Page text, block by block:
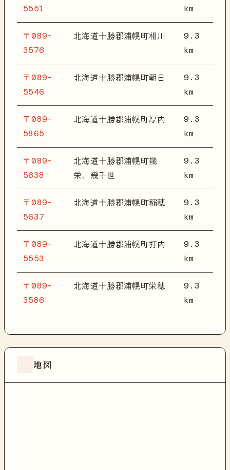
5551 km
〒089-
3576
北海道十勝郡浦幌町相川
9.3
km
〒089-
5546
北海道十勝郡浦幌町朝日
9.3
km
〒089-
5865
北海道十勝郡浦幌町厚内
9.3
km
〒089-
5638
北海道十勝郡浦幌町幾
栄、幾千世
9.3
km
〒089-
5637
北海道十勝郡浦幌町稲穂
9.3
km
〒089-
5553
北海道十勝郡浦幌町打内
9.3
km
〒089-
3586
北海道十勝郡浦幌町栄穂
9.3
km
地図